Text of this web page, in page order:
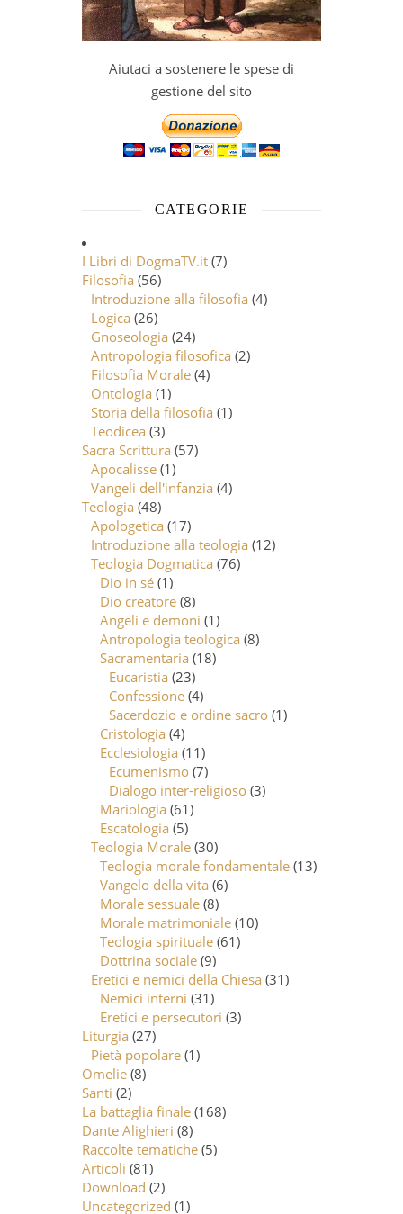
Aiutaci a sostenere le spese di
gestione del sito
CATEGORIE
I Libri di DogmaTV.it (7)
Filosofia (56)
Introduzione alla filosofia (4)
Logica (26)
Gnoseologia (24)
Antropologia filosofica (2)
Filosofia Morale (4)
Ontologia (1)
Storia della filosofia (1)
Teodicea (3)
Sacra Scrittura (57)
Apocalisse (1)
Vangeli dell'infanzia (4)
Teologia (48)
Apologetica (17)
Introduzione alla teologia (12)
Teologia Dogmatica (76)
Dio in sé (1)
Dio creatore (8)
Angeli e demoni (1)
Antropologia teologica (8)
Sacramentaria (18)
Eucaristia (23)
Confessione (4)
Sacerdozio e ordine sacro (1)
Cristologia (4)
Ecclesiologia (11)
Ecumenismo (7)
Dialogo inter-religioso (3)
Mariologia (61)
Escatologia (5)
Teologia Morale (30)
Teologia morale fondamentale (13)
Vangelo della vita (6)
Morale sessuale (8)
Morale matrimoniale (10)
Teologia spirituale (61)
Dottrina sociale (9)
Eretici e nemici della Chiesa (31)
Nemici interni (31)
Eretici e persecutori (3)
Liturgia (27)
Pietà popolare (1)
Omelie (8)
Santi (2)
La battaglia finale (168)
Dante Alighieri (8)
Raccolte tematiche (5)
Articoli (81)
Download (2)
Uncategorized (1)